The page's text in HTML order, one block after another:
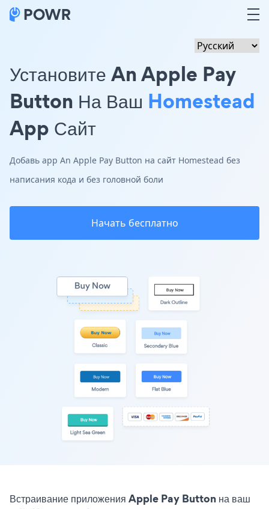
Установите An Apple Pay
Button На Ваш Homestead
App Сайт
Добавь app An Apple Pay Button на сайт Homestead без
написания кода и без головной боли
Начать бесплатно
Встраивание приложения Apple Pay Button на ваш